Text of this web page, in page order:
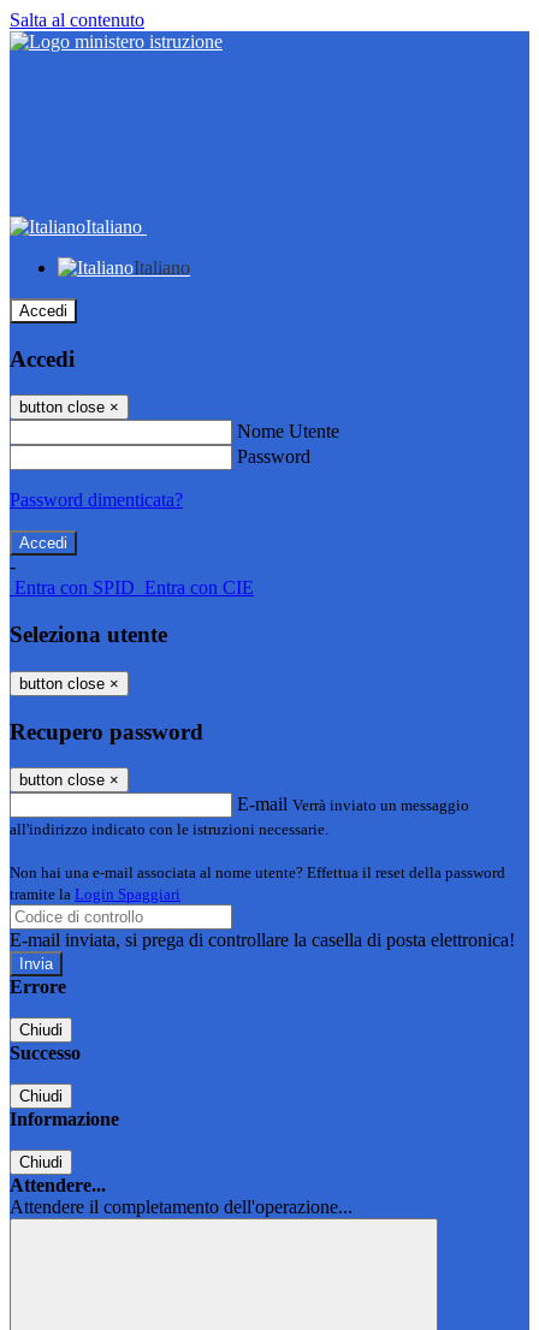
Salta al contenuto
Italiano
Italiano
Accedi
Accedi
button close ×
Nome Utente
Password
Password dimenticata?
-
Entra con SPID Entra con CIE
Seleziona utente
button close ×
Recupero password
button close ×
E-mail Verrà inviato un messaggio
all'indirizzo indicato con le istruzioni necessarie.
Non hai una e-mail associata al nome utente? Effettua il reset della password
tramite la Login Spaggiari
E-mail inviata, si prega di controllare la casella di posta elettronica!
Errore
Chiudi
Successo
Chiudi
Informazione
Chiudi
Attendere...
Attendere il completamento dell'operazione...